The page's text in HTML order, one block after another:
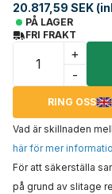
20.817,59 SEK
PÅ LAGER
FRI FRAKT
+
-
RING OSS
Vad är skillnaden
här för mer
För att säkerställa
på grund av slitage